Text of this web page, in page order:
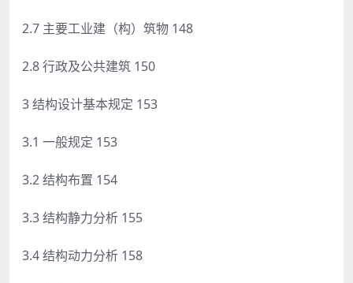
2.7 主要工业建（构）筑物 148
2.8 行政及公共建筑 150
3 结构设计基本规定 153
3.1 一般规定 153
3.2 结构布置 154
3.3 结构静力分析 155
3.4 结构动力分析 158